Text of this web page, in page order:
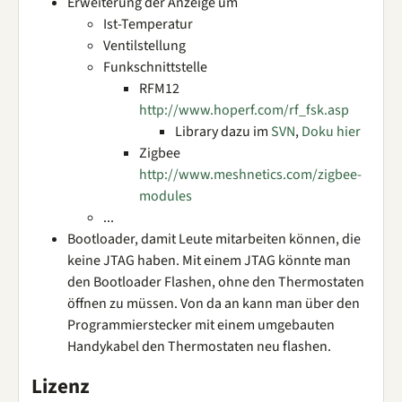
Ist-Temperatur
Ventilstellung
Funkschnittstelle
RFM12
http://www.hoperf.com/rf_fsk.asp
Library dazu im SVN,Doku hier
Zigbee
http://www.meshnetics.com/zigbee-
modules
...
Bootloader, damit Leute mitarbeiten können, die
keine JTAG haben. Mit einem JTAG könnte man
den Bootloader Flashen, ohne den Thermostaten
öffnen zu müssen. Von da an kann man über den
Programmierstecker mit einem umgebauten
Handykabel den Thermostaten neu flashen.
Lizenz